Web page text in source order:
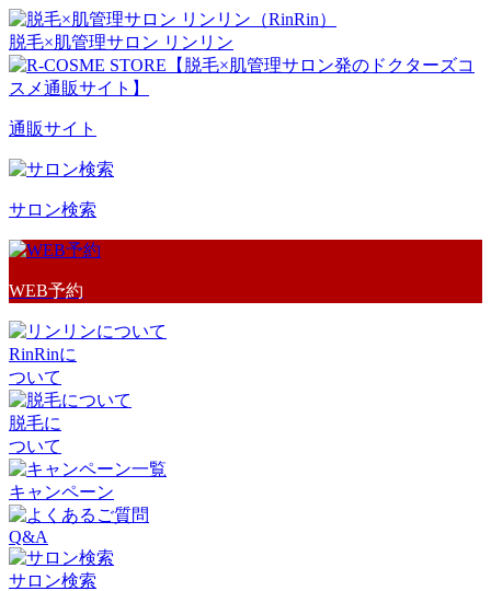
脱毛×肌管理サロン リンリン
通販サイト
サロン検索
WEB予約
RinRinに
ついて
脱毛に
ついて
キャンペーン
Q&A
サロン検索